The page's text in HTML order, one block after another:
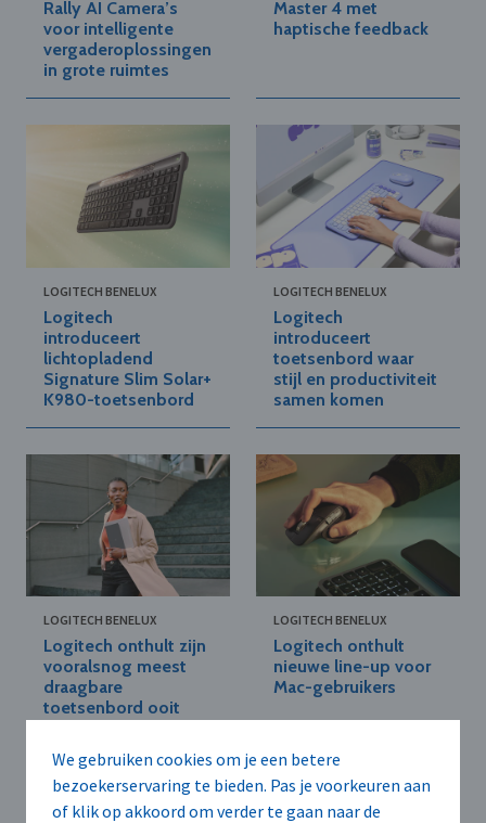
We gebruiken cookies om je een betere
bezoekerservaring te bieden. Pas je voorkeuren aan
of klik op akkoord om verder te gaan naar de
Rally AI Camera’s
voor intelligente
vergaderoplossingen
in grote ruimtes
Master 4 met
haptische feedback
LOGITECH BENELUX
Logitech
introduceert
lichtopladend
Signature Slim Solar+
K980-toetsenbord
LOGITECH BENELUX
Logitech
introduceert
toetsenbord waar
stijl en productiviteit
samen komen
LOGITECH BENELUX
Logitech onthult zijn
vooralsnog meest
draagbare
toetsenbord ooit
LOGITECH BENELUX
Logitech onthult
nieuwe line-up voor
Mac-gebruikers